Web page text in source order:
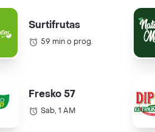
Surtifrutas
59 min o prog.
Fresko 57
Sab, 1 AM